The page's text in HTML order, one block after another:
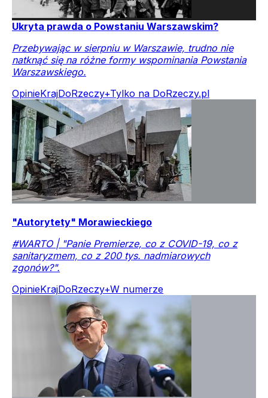
Ukryta prawda o Powstaniu Warszawskim?
Przebywając w sierpniu w Warszawie, trudno nie
natknąć się na różne formy wspominania Powstania
Warszawskiego.
OpinieKrajDoRzeczy+Tylko na DoRzeczy.pl
"Autorytety" Morawieckiego
#WARTO | "Panie Premierze, co z COVID-19, co z
sanitaryzmem, co z 200 tys. nadmiarowych
zgonów?".
OpinieKrajDoRzeczy+W numerze